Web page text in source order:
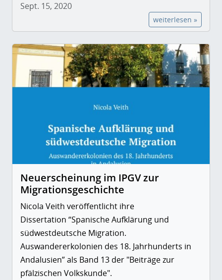
Sept. 15, 2020
weiterlesen »
Neuerscheinung im IPGV zur
Migrationsgeschichte
Nicola Veith veröffentlicht ihre
Dissertation “Spanische Aufklärung und
südwestdeutsche Migration.
Auswandererkolonien des 18. Jahrhunderts in
Andalusien” als Band 13 der "Beiträge zur
pfälzischen Volkskunde".